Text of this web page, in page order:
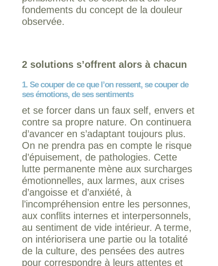
fondements du concept de la douleur
observée.
2 solutions s’offrent alors à chacun
1. Se couper de ce que l’on ressent, se couper de
ses émotions, de ses sentiments
et se forcer dans un faux self, envers et
contre sa propre nature. On continuera
d’avancer en s’adaptant toujours plus.
On ne prendra pas en compte le risque
d’épuisement, de pathologies. Cette
lutte permanente mène aux surcharges
émotionnelles, aux larmes, aux crises
d’angoisse et d’anxiété, à
l’incompréhension entre les personnes,
aux conflits internes et interpersonnels,
au sentiment de vide intérieur. A terme,
on intériorisera une partie ou la totalité
de la culture, des pensées des autres
pour correspondre à leurs attentes et